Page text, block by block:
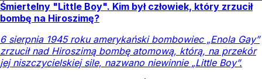
Śmiertelny "Little Boy". Kim był człowiek, który zrzucił
bombę na Hiroszimę?
6 sierpnia 1945 roku amerykański bombowiec „Enola Gay”
zrzucił nad Hiroszimą bombę atomową, którą, na przekór
jej niszczycielskiej sile, nazwano niewinnie „Little Boy”.